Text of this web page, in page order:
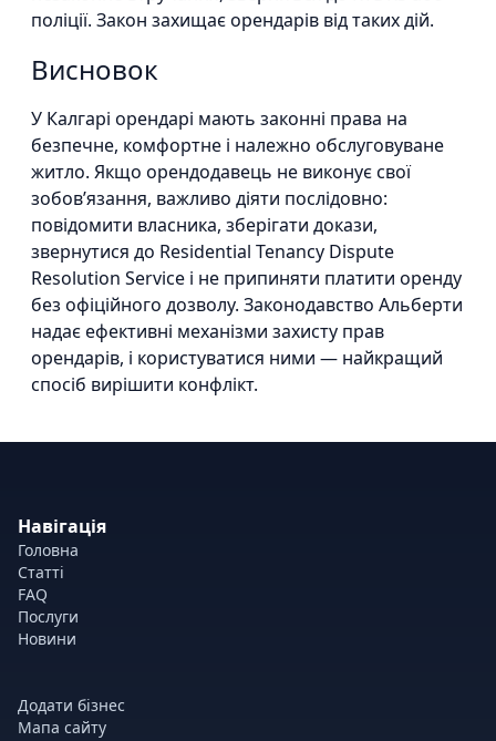
поліції. Закон захищає орендарів від таких дій.
Висновок
У Калгарі орендарі мають законні права на
безпечне, комфортне і належно обслуговуване
житло. Якщо орендодавець не виконує свої
зобов’язання, важливо діяти послідовно:
повідомити власника, зберігати докази,
звернутися до Residential Tenancy Dispute
Resolution Service і не припиняти платити оренду
без офіційного дозволу. Законодавство Альберти
надає ефективні механізми захисту прав
орендарів, і користуватися ними — найкращий
спосіб вирішити конфлікт.
Навігація
Головна
Статті
FAQ
Послуги
Новини
Додати бізнес
Мапа сайту